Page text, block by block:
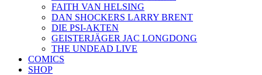
FAITH VAN HELSING
DAN SHOCKERS LARRY BRENT
DIE PSI-AKTEN
GEISTERJÄGER JAC LONGDONG
THE UNDEAD LIVE
COMICS
SHOP